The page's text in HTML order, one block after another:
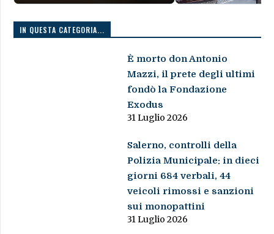
IN QUESTA CATEGORIA...
È morto don Antonio
Mazzi, il prete degli ultimi
fondò la Fondazione
Exodus
31 Luglio 2026
Salerno, controlli della
Polizia Municipale: in dieci
giorni 684 verbali, 44
veicoli rimossi e sanzioni
sui monopattini
31 Luglio 2026